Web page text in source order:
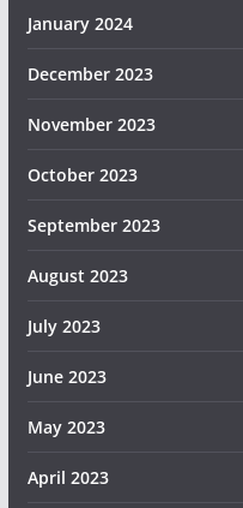
January 2024
December 2023
November 2023
October 2023
September 2023
August 2023
July 2023
June 2023
May 2023
April 2023